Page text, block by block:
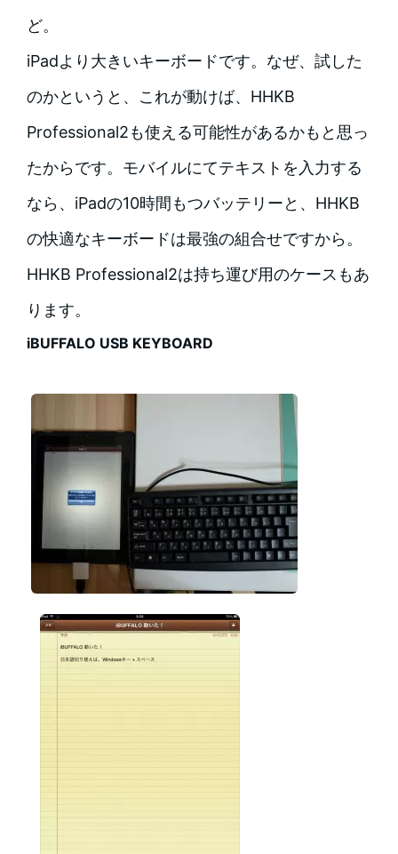
ど。
iPadより大きいキーボードです。なぜ、試した
のかというと、これが動けば、HHKB
Professional2も使える可能性があるかもと思っ
たからです。モバイルにてテキストを入力する
なら、iPadの10時間もつバッテリーと、HHKB
の快適なキーボードは最強の組合せですから。
HHKB Professional2は持ち運び用のケースもあ
ります。
iBUFFALO USB KEYBOARD